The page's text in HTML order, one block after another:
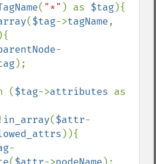
( "*" ) as $tag){
($tag->tagName
-
);
(
$tag->attributes
in_array($attr-
)){
-